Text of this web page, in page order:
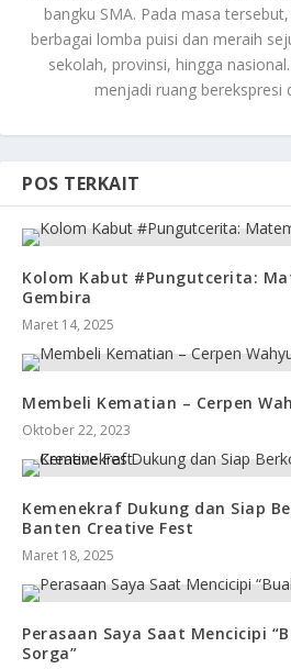
bangku SMA. Pada masa
berbagai lomba puisi dan meraih
sekolah, provinsi, hingga
menjadi ruang berekspresi
POS TERKAIT
Kolom Kabut #Pungutcerita:
Gembira
Maret 14, 2025
Membeli Kematian – Cerpen
Oktober 22, 2023
Kemenekraf Dukung dan Siap
Banten Creative Fest
Maret 18, 2025
Perasaan Saya Saat Mencicipi
Sorga”